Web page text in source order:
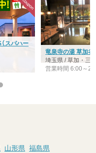
スパハー
竜泉寺の湯 草加谷
埼玉県 / 草加・三
営業時間 6:00～
山形県 福島県